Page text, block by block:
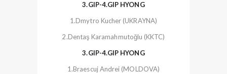
3.GIP-4.GIP HYONG
1.Dmytro Kucher (UKRAYNA)
2.Dentaş Karamahmutoğlu (KKTC)
3.GIP-4.GIP HYONG
1.Braescuj Andrei (MOLDOVA)